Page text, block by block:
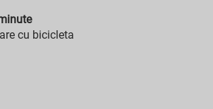
cu bicicleta